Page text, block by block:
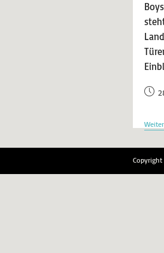
Copyright